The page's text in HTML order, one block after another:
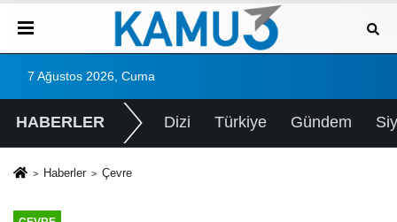
7 Ağustos 2026, Cuma
HABERLER Dizi Türkiye Gündem
Haberler Çevre